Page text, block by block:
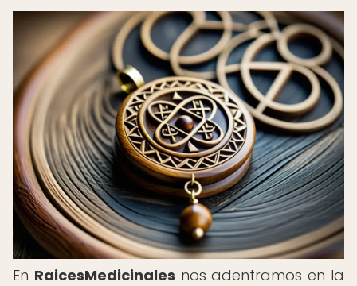
En RaicesMedicinales nos adentramos en la